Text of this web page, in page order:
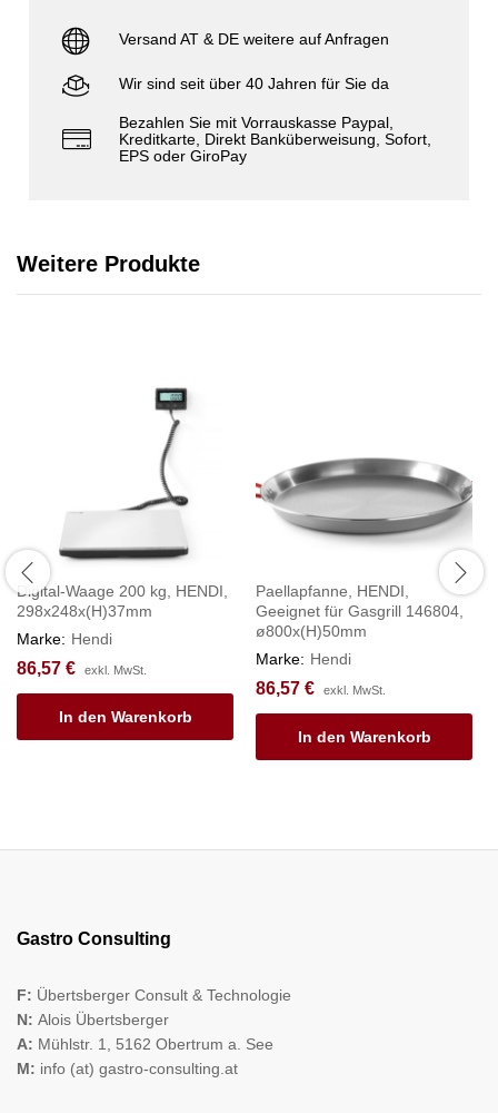
Versand AT & DE weitere auf Anfragen
Wir sind seit über 40 Jahren für Sie da
Bezahlen Sie mit Vorrauskasse Paypal,
Kreditkarte, Direkt Banküberweisung, Sofort,
EPS oder GiroPay
Weitere Produkte
Digital-Waage 200 kg, HENDI,
298x248x(H)37mm
Marke: Hendi
86,57 € exkl. MwSt.
In den Warenkorb
Paellapfanne, HENDI,
Geeignet für Gasgrill 146804,
ø800x(H)50mm
Marke: Hendi
86,57 € exkl. MwSt.
In den Warenkorb
Gastro Consulting
F: Übertsberger Consult & Technologie
N: Alois Übertsberger
A: Mühlstr. 1, 5162 Obertrum a. See
M: info (at) gastro-consulting.at